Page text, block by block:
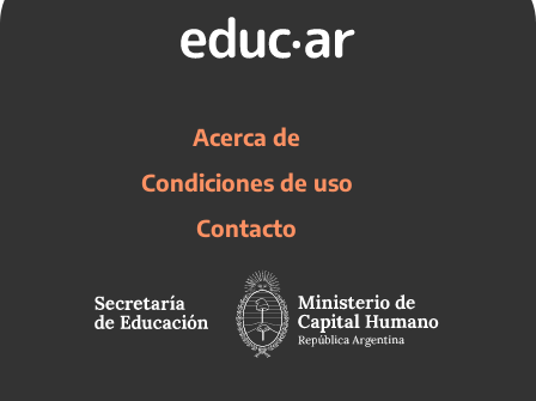
Acerca de
Condiciones de uso
Contacto